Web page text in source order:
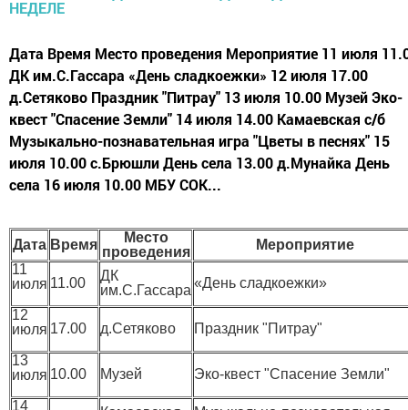
Дата Время Место проведения Мероприятие 11 июля
ДК им.С.Гассара «День сладкоежки» 12 июля 17.00
д.Сетяково Праздник "Питрау" 13 июля 10.00 Музей Эко-
квест "Спасение Земли" 14 июля 14.00 Камаевская с/б
Музыкально-познавательная игра "Цветы в песнях" 15
июля 10.00 с.Брюшли День села 13.00 д.Мунайка День
села 16 июля 10.00 МБУ СОК...
Дата Время
Место
проведения
Мероприятие
11
июля 11.00
ДК
им.С.Гассара «День сладкоежки»
12
июля 17.00 д.Сетяково Праздник "Питрау"
13
июля 10.00 Музей Эко-квест "Спасение Земли"
14